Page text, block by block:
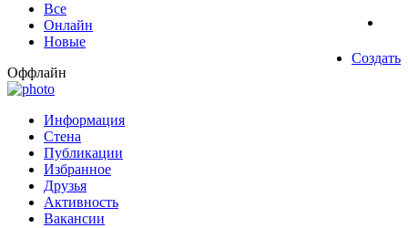
Все
Онлайн
Новые
Создать
Оффлайн
Информация
Стена
Публикации
Избранное
Друзья
Активность
Вакансии